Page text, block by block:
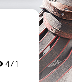
471